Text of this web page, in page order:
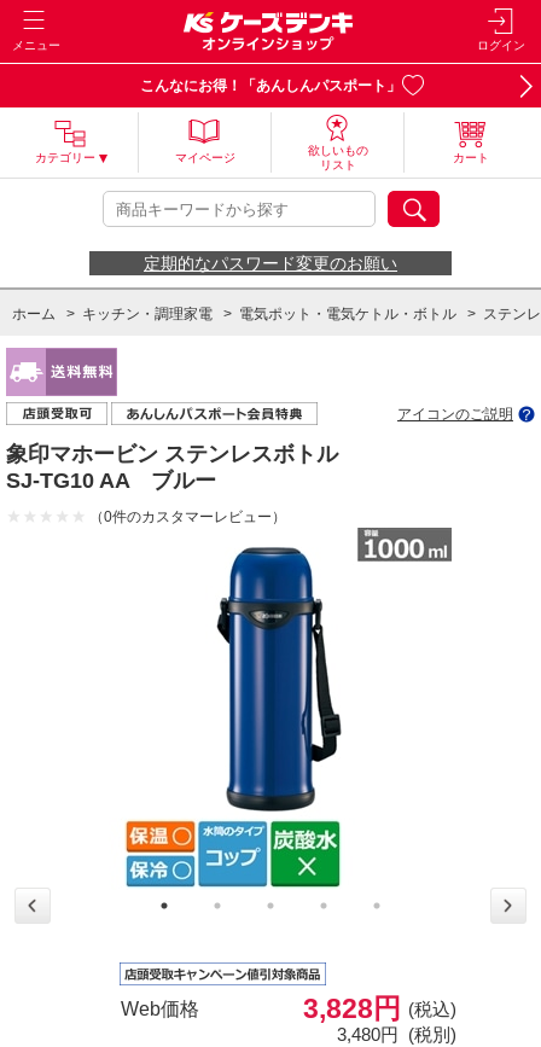
メニュー ログイン
こんなにお得！「あんしんパスポート」
カテゴリー マイページ
欲しいもの
リスト
カート
定期的なパスワード変更のお願い
ホーム > キッチン・調理家電 > 電気ポット・電気ケトル・ボトル > ステン
ホーム > キッチン・調理家電
ホーム > キッチン・調理家電 > 水筒・ランチジャー 水筒 > 1.0L～2L未満
アイコンのご説明
象印マホービン ステンレスボトル
SJ-TG10 AA ブルー
（0件のカスタマーレビュー）
Web価格 3,828円
(税込)
3,480円 (税別)